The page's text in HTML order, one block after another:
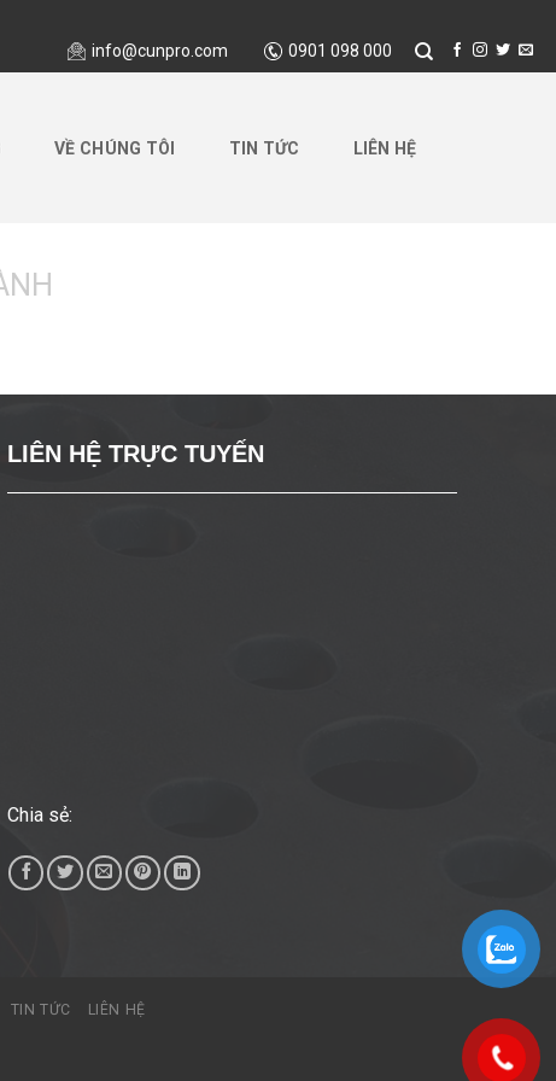
info@cunpro.com 0901 098 000
VỀ CHÚNG TÔI TIN TỨC LIÊN HỆ
LIÊN HỆ TRỰC TUYẾN
Chia sẻ:
TIN TỨC LIÊN HỆ